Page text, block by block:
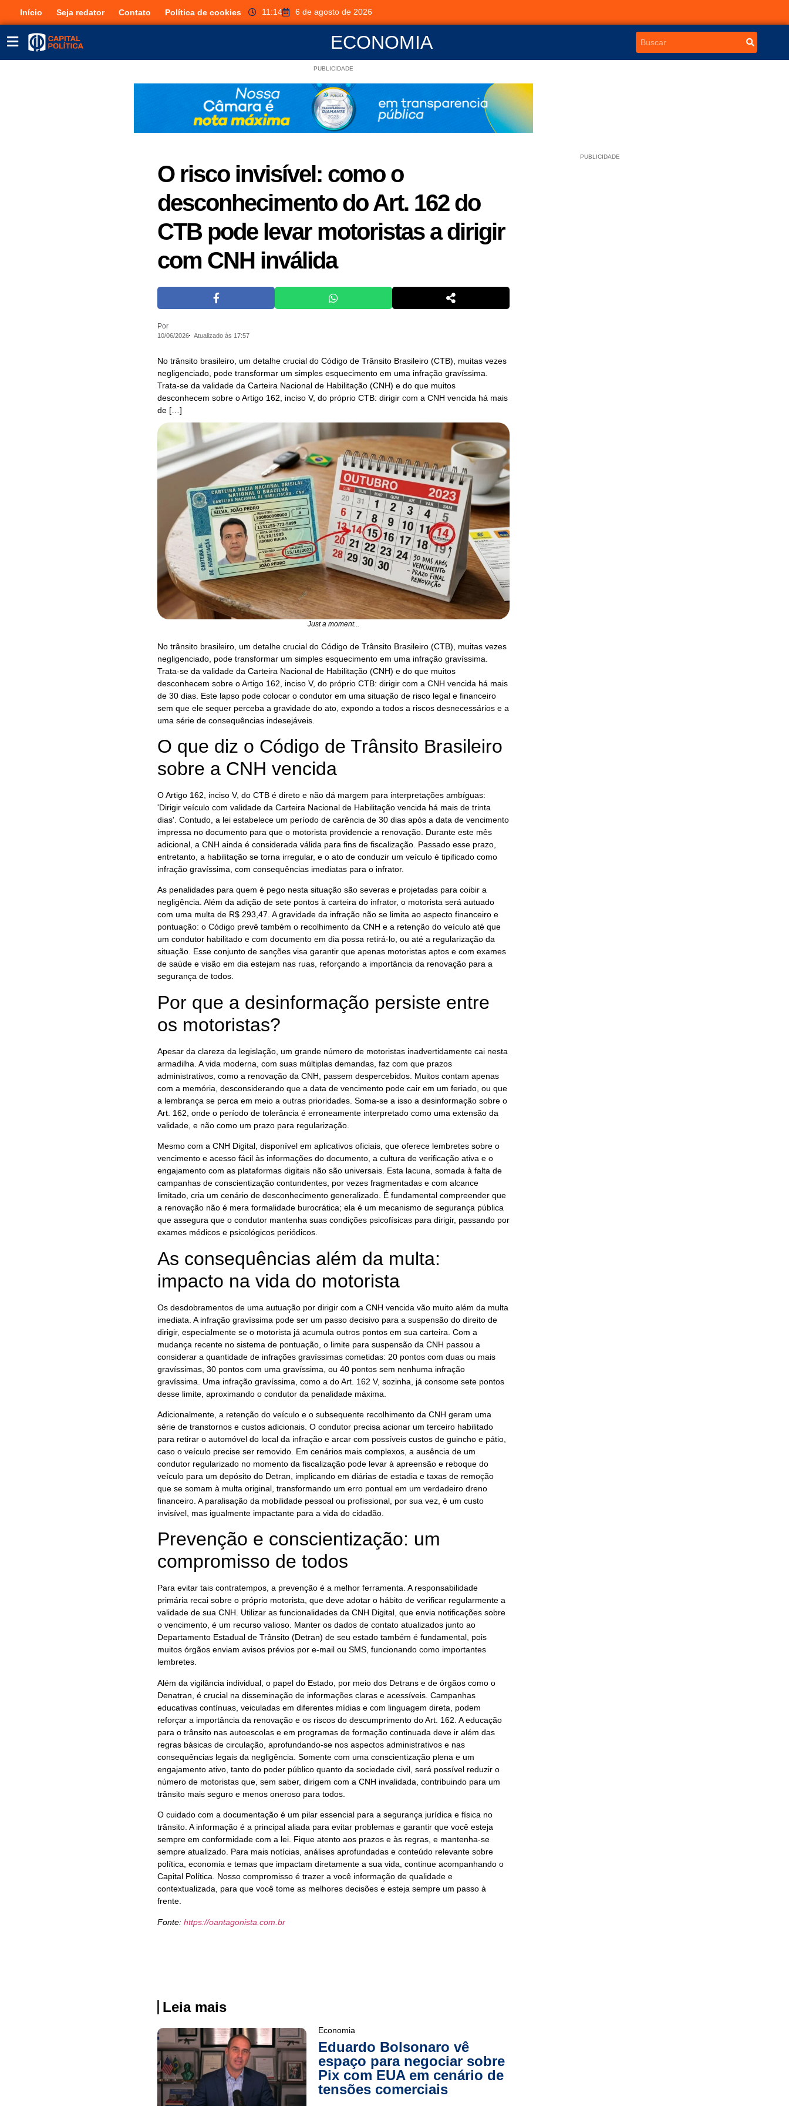
Início Seja redator Contato Política de cookies 11:14 6 de agosto de 2026
ECONOMIA
PUBLICIDADE
O risco invisível: como o
desconhecimento do Art. 162 do
CTB pode levar motoristas a dirigir
com CNH inválida
Por
10/06/2026 Atualizado às 17:57
No trânsito brasileiro, um detalhe crucial do Código de Trânsito Brasileiro (CTB), muitas vezes
negligenciado, pode transformar um simples esquecimento em uma infração gravíssima.
Trata-se da validade da Carteira Nacional de Habilitação (CNH) e do que muitos
desconhecem sobre o Artigo 162, inciso V, do próprio CTB: dirigir com a CNH vencida há mais
de […]
Just a moment...
No trânsito brasileiro, um detalhe crucial do Código de Trânsito Brasileiro (CTB), muitas vezes
negligenciado, pode transformar um simples esquecimento em uma infração gravíssima.
Trata-se da validade da Carteira Nacional de Habilitação (CNH) e do que muitos
desconhecem sobre o Artigo 162, inciso V, do próprio CTB: dirigir com a CNH vencida há mais
de 30 dias. Este lapso pode colocar o condutor em uma situação de risco legal e financeiro
sem que ele sequer perceba a gravidade do ato, expondo a todos a riscos desnecessários e a
uma série de consequências indesejáveis.
O que diz o Código de Trânsito Brasileiro
sobre a CNH vencida
O Artigo 162, inciso V, do CTB é direto e não dá margem para interpretações ambíguas:
'Dirigir veículo com validade da Carteira Nacional de Habilitação vencida há mais de trinta
dias'. Contudo, a lei estabelece um período de carência de 30 dias após a data de vencimento
impressa no documento para que o motorista providencie a renovação. Durante este mês
adicional, a CNH ainda é considerada válida para fins de fiscalização. Passado esse prazo,
entretanto, a habilitação se torna irregular, e o ato de conduzir um veículo é tipificado como
infração gravíssima, com consequências imediatas para o infrator.
As penalidades para quem é pego nesta situação são severas e projetadas para coibir a
negligência. Além da adição de sete pontos à carteira do infrator, o motorista será autuado
com uma multa de R$ 293,47. A gravidade da infração não se limita ao aspecto financeiro e
pontuação: o Código prevê também o recolhimento da CNH e a retenção do veículo até que
um condutor habilitado e com documento em dia possa retirá-lo, ou até a regularização da
situação. Esse conjunto de sanções visa garantir que apenas motoristas aptos e com exames
de saúde e visão em dia estejam nas ruas, reforçando a importância da renovação para a
segurança de todos.
Por que a desinformação persiste entre
os motoristas?
Apesar da clareza da legislação, um grande número de motoristas inadvertidamente cai nesta
armadilha. A vida moderna, com suas múltiplas demandas, faz com que prazos
administrativos, como a renovação da CNH, passem despercebidos. Muitos contam apenas
com a memória, desconsiderando que a data de vencimento pode cair em um feriado, ou que
a lembrança se perca em meio a outras prioridades. Soma-se a isso a desinformação sobre o
Art. 162, onde o período de tolerância é erroneamente interpretado como uma extensão da
validade, e não como um prazo para regularização.
Mesmo com a CNH Digital, disponível em aplicativos oficiais, que oferece lembretes sobre o
vencimento e acesso fácil às informações do documento, a cultura de verificação ativa e o
engajamento com as plataformas digitais não são universais. Esta lacuna, somada à falta de
campanhas de conscientização contundentes, por vezes fragmentadas e com alcance
limitado, cria um cenário de desconhecimento generalizado. É fundamental compreender que
a renovação não é mera formalidade burocrática; ela é um mecanismo de segurança pública
que assegura que o condutor mantenha suas condições psicofísicas para dirigir, passando por
exames médicos e psicológicos periódicos.
As consequências além da multa:
impacto na vida do motorista
Os desdobramentos de uma autuação por dirigir com a CNH vencida vão muito além da multa
imediata. A infração gravíssima pode ser um passo decisivo para a suspensão do direito de
dirigir, especialmente se o motorista já acumula outros pontos em sua carteira. Com a
mudança recente no sistema de pontuação, o limite para suspensão da CNH passou a
considerar a quantidade de infrações gravíssimas cometidas: 20 pontos com duas ou mais
gravíssimas, 30 pontos com uma gravíssima, ou 40 pontos sem nenhuma infração
gravíssima. Uma infração gravíssima, como a do Art. 162 V, sozinha, já consome sete pontos
desse limite, aproximando o condutor da penalidade máxima.
Adicionalmente, a retenção do veículo e o subsequente recolhimento da CNH geram uma
série de transtornos e custos adicionais. O condutor precisa acionar um terceiro habilitado
para retirar o automóvel do local da infração e arcar com possíveis custos de guincho e pátio,
caso o veículo precise ser removido. Em cenários mais complexos, a ausência de um
condutor regularizado no momento da fiscalização pode levar à apreensão e reboque do
veículo para um depósito do Detran, implicando em diárias de estadia e taxas de remoção
que se somam à multa original, transformando um erro pontual em um verdadeiro dreno
financeiro. A paralisação da mobilidade pessoal ou profissional, por sua vez, é um custo
invisível, mas igualmente impactante para a vida do cidadão.
Prevenção e conscientização: um
compromisso de todos
Para evitar tais contratempos, a prevenção é a melhor ferramenta. A responsabilidade
primária recai sobre o próprio motorista, que deve adotar o hábito de verificar regularmente a
validade de sua CNH. Utilizar as funcionalidades da CNH Digital, que envia notificações sobre
o vencimento, é um recurso valioso. Manter os dados de contato atualizados junto ao
Departamento Estadual de Trânsito (Detran) de seu estado também é fundamental, pois
muitos órgãos enviam avisos prévios por e-mail ou SMS, funcionando como importantes
lembretes.
Além da vigilância individual, o papel do Estado, por meio dos Detrans e de órgãos como o
Denatran, é crucial na disseminação de informações claras e acessíveis. Campanhas
educativas contínuas, veiculadas em diferentes mídias e com linguagem direta, podem
reforçar a importância da renovação e os riscos do descumprimento do Art. 162. A educação
para o trânsito nas autoescolas e em programas de formação continuada deve ir além das
regras básicas de circulação, aprofundando-se nos aspectos administrativos e nas
consequências legais da negligência. Somente com uma conscientização plena e um
engajamento ativo, tanto do poder público quanto da sociedade civil, será possível reduzir o
número de motoristas que, sem saber, dirigem com a CNH invalidada, contribuindo para um
trânsito mais seguro e menos oneroso para todos.
O cuidado com a documentação é um pilar essencial para a segurança jurídica e física no
trânsito. A informação é a principal aliada para evitar problemas e garantir que você esteja
sempre em conformidade com a lei. Fique atento aos prazos e às regras, e mantenha-se
sempre atualizado. Para mais notícias, análises aprofundadas e conteúdo relevante sobre
política, economia e temas que impactam diretamente a sua vida, continue acompanhando o
Capital Política. Nosso compromisso é trazer a você informação de qualidade e
contextualizada, para que você tome as melhores decisões e esteja sempre um passo à
frente.
Fonte: https://oantagonista.com.br
Leia mais
Economia
Eduardo Bolsonaro vê
espaço para negociar sobre
Pix com EUA em cenário de
tensões comerciais
PUBLICIDADE